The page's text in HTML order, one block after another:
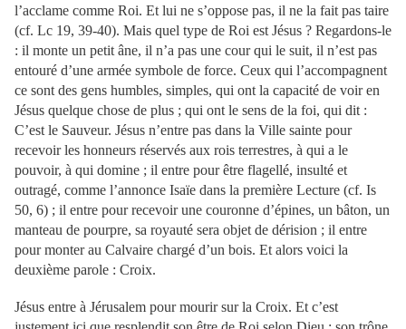
l’acclame comme Roi. Et lui ne s’oppose pas, il ne la fait pas taire
(cf. Lc 19, 39-40). Mais quel type de Roi est Jésus ? Regardons-le
: il monte un petit âne, il n’a pas une cour qui le suit, il n’est pas
entouré d’une armée symbole de force. Ceux qui l’accompagnent
ce sont des gens humbles, simples, qui ont la capacité de voir en
Jésus quelque chose de plus ; qui ont le sens de la foi, qui dit :
C’est le Sauveur. Jésus n’entre pas dans la Ville sainte pour
recevoir les honneurs réservés aux rois terrestres, à qui a le
pouvoir, à qui domine ; il entre pour être flagellé, insulté et
outragé, comme l’annonce Isaïe dans la première Lecture (cf. Is
50, 6) ; il entre pour recevoir une couronne d’épines, un bâton, un
manteau de pourpre, sa royauté sera objet de dérision ; il entre
pour monter au Calvaire chargé d’un bois. Et alors voici la
deuxième parole : Croix.
Jésus entre à Jérusalem pour mourir sur la Croix. Et c’est